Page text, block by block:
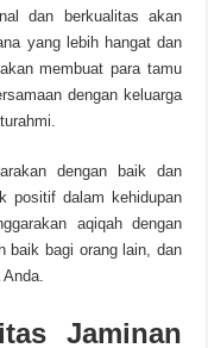
dan berkualitas akan
yang lebih hangat dan
membuat para tamu
dengan keluarga
dengan baik dan
positif dalam kehidupan
aqiqah dengan
baik bagi orang lain, dan
Jaminan